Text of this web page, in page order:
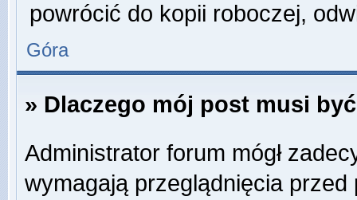
powrócić do kopii roboczej,
Góra
» Dlaczego mój post musi
Administrator forum mógł
wymagają przeglądnięcia